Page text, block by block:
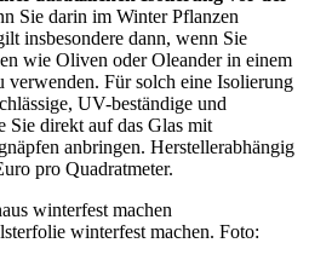
Sie darin im Winter Pflanzen
insbesondere dann, wenn Sie
wie Oliven oder Oleander in einem
verwenden. Für solch eine Isolierung
UV-beständige und
Sie direkt auf das Glas mit
anbringen. Herstellerabhängig
pro Quadratmeter.
winterfest machen. Foto: